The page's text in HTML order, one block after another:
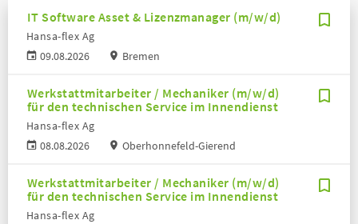
IT Software Asset & Lizenzmanager (m/w/d)
09.08.2026
Hansa-flex Ag
Bremen
Werkstattmitarbeiter / Mechaniker (m/w/d)
für den technischen Service im Innendienst
08.08.2026
Hansa-flex Ag
Oberhonnefeld-Gierend
Werkstattmitarbeiter / Mechaniker (m/w/d)
für den technischen Service im Innendienst
Hansa-flex Ag